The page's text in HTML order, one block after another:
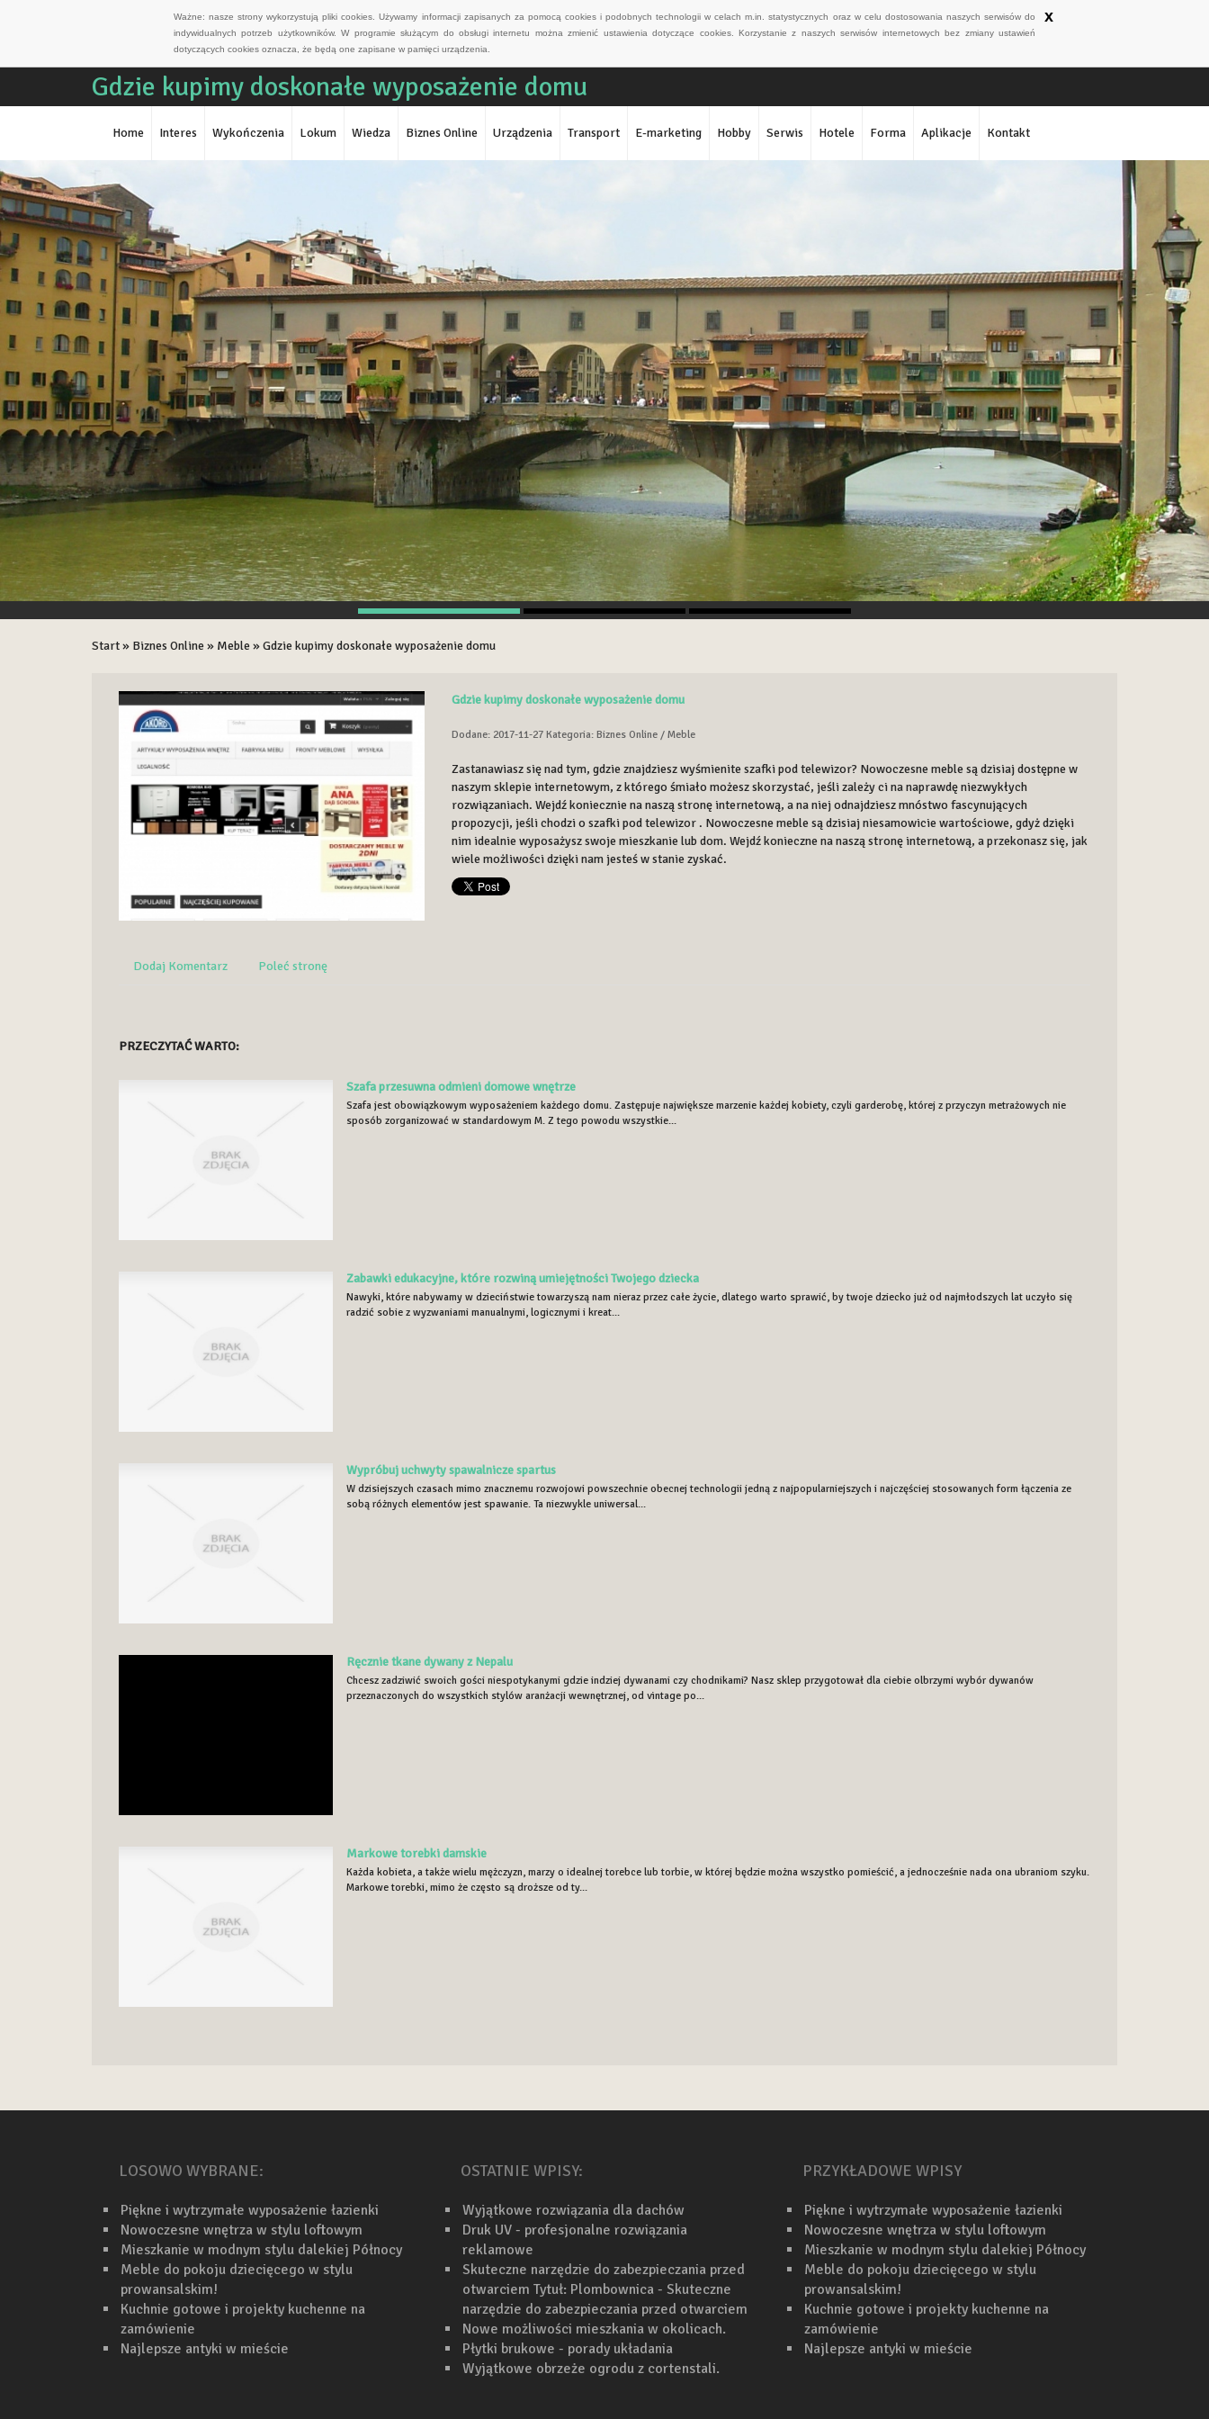
Ważne: nasze strony wykorzystują pliki cookies. Używamy informacji zapisanych za pomocą cookies i podobnych technologii w celach m.in. statystycznych oraz w celu dostosowania naszych serwisów do
indywidualnych potrzeb użytkowników. W programie służącym do obsługi internetu można zmienić ustawienia dotyczące cookies. Korzystanie z naszych serwisów internetowych bez zmiany ustawień
dotyczących cookies oznacza, że będą one zapisane w pamięci urządzenia.
x
Gdzie kupimy doskonałe wyposażenie domu
Home Interes Wykończenia Lokum Wiedza Biznes Online Urządzenia Transport E-marketing Hobby Serwis Hotele Forma Aplikacje Kontakt
Start» Biznes Online » Meble »Gdzie kupimy doskonałe wyposażenie domu
Gdzie kupimy doskonałe wyposażenie domu
Dodane: 2017-11-27 Kategoria: Biznes Online / Meble
Zastanawiasz się nad tym, gdzie znajdziesz wyśmienite szafki pod telewizor? Nowoczesne meble są dzisiaj dostępne w
naszym sklepie internetowym, z którego śmiało możesz skorzystać, jeśli zależy ci na naprawdę niezwykłych
rozwiązaniach. Wejdź koniecznie na naszą stronę internetową, a na niej odnajdziesz mnóstwo fascynujących
propozycji, jeśli chodzi o szafki pod telewizor . Nowoczesne meble są dzisiaj niesamowicie wartościowe, gdyż dzięki
nim idealnie wyposażysz swoje mieszkanie lub dom. Wejdź konieczne na naszą stronę internetową, a przekonasz się, jak
wiele możliwości dzięki nam jesteś w stanie zyskać.
Dodaj Komentarz Poleć stronę
PRZECZYTAĆ WARTO:
Szafa przesuwna odmieni domowe wnętrze
Szafa jest obowiązkowym wyposażeniem każdego domu. Zastępuje największe marzenie każdej kobiety, czyli garderobę, której z przyczyn metrażowych nie
sposób zorganizować w standardowym M. Z tego powodu wszystkie...
Zabawki edukacyjne, które rozwiną umiejętności Twojego dziecka
Nawyki, które nabywamy w dzieciństwie towarzyszą nam nieraz przez całe życie, dlatego warto sprawić, by twoje dziecko już od najmłodszych lat uczyło się
radzić sobie z wyzwaniami manualnymi, logicznymi i kreat...
Wypróbuj uchwyty spawalnicze spartus
W dzisiejszych czasach mimo znacznemu rozwojowi powszechnie obecnej technologii jedną z najpopularniejszych i najczęściej stosowanych form łączenia ze
sobą różnych elementów jest spawanie. Ta niezwykle uniwersal...
Ręcznie tkane dywany z Nepalu
Chcesz zadziwić swoich gości niespotykanymi gdzie indziej dywanami czy chodnikami? Nasz sklep przygotował dla ciebie olbrzymi wybór dywanów
przeznaczonych do wszystkich stylów aranżacji wewnętrznej, od vintage po...
Markowe torebki damskie
Każda kobieta, a także wielu mężczyzn, marzy o idealnej torebce lub torbie, w której będzie można wszystko pomieścić, a jednocześnie nada ona ubraniom szyku.
Markowe torebki, mimo że często są droższe od ty...
LOSOWO WYBRANE:
Piękne i wytrzymałe wyposażenie łazienki
Nowoczesne wnętrza w stylu loftowym
Mieszkanie w modnym stylu dalekiej Północy
Meble do pokoju dziecięcego w stylu
prowansalskim!
Kuchnie gotowe i projekty kuchenne na
zamówienie
Najlepsze antyki w mieście
OSTATNIE WPISY:
Wyjątkowe rozwiązania dla dachów
Druk UV - profesjonalne rozwiązania
reklamowe
Skuteczne narzędzie do zabezpieczania przed
otwarciem Tytuł: Plombownica - Skuteczne
narzędzie do zabezpieczania przed otwarciem
Nowe możliwości mieszkania w okolicach.
Płytki brukowe - porady układania
Wyjątkowe obrzeże ogrodu z cortenstali.
PRZYKŁADOWE WPISY
Piękne i wytrzymałe wyposażenie łazienki
Nowoczesne wnętrza w stylu loftowym
Mieszkanie w modnym stylu dalekiej Północy
Meble do pokoju dziecięcego w stylu
prowansalskim!
Kuchnie gotowe i projekty kuchenne na
zamówienie
Najlepsze antyki w mieście